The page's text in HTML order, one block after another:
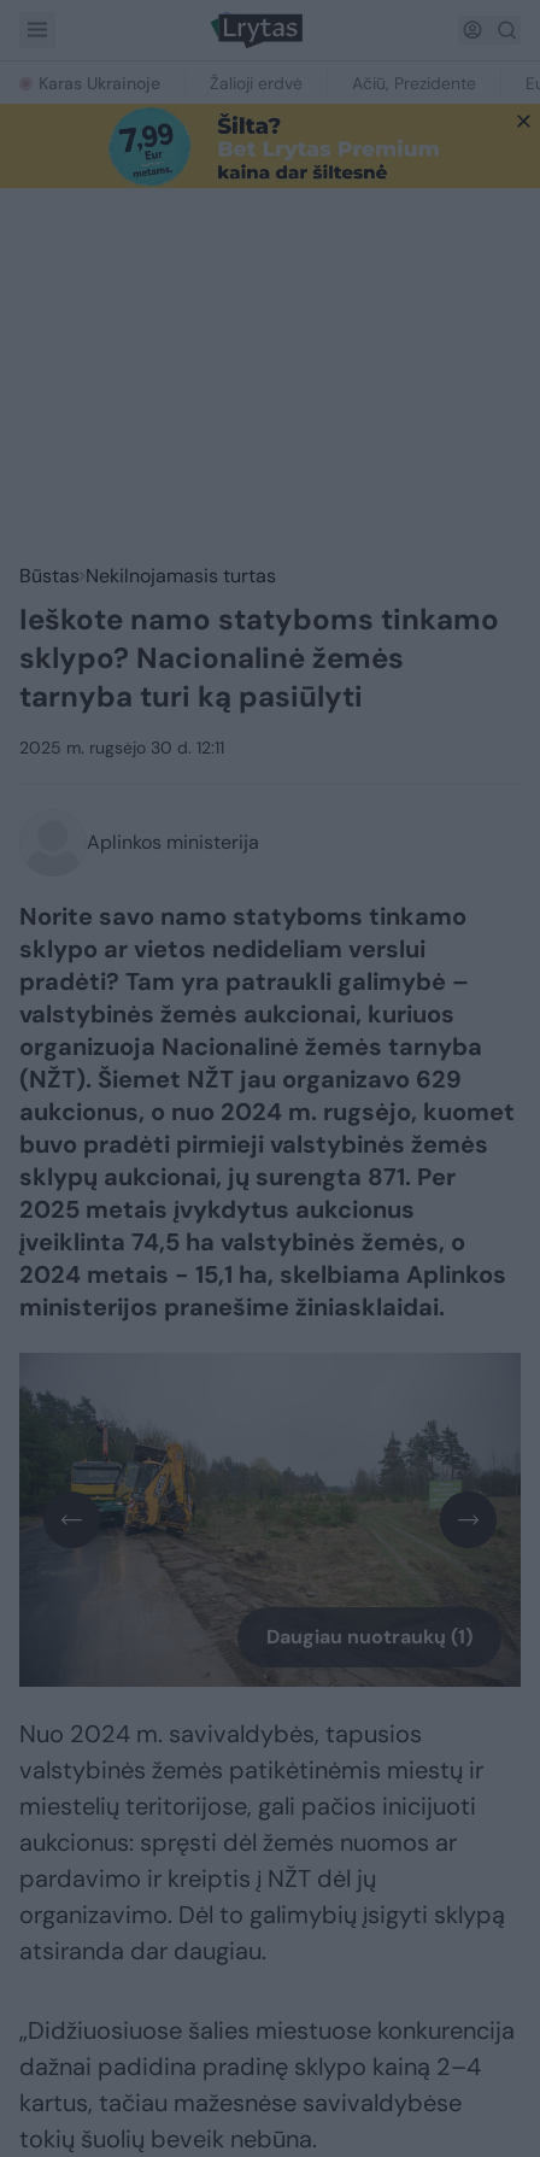
Karas Ukrainoje Žalioji erdvė Ačiū, Prezidente
Būstas Nekilnojamasis turtas
Ieškote namo statyboms tinkamo
sklypo? Nacionalinė žemės
tarnyba turi ką pasiūlyti
2025 m. rugsėjo 30 d. 12:11
Aplinkos ministerija
Norite savo namo statyboms tinkamo
sklypo ar vietos nedideliam verslui
pradėti? Tam yra patraukli galimybė –
valstybinės žemės aukcionai, kuriuos
organizuoja Nacionalinė žemės tarnyba
(NŽT). Šiemet NŽT jau organizavo 629
aukcionus, o nuo 2024 m. rugsėjo, kuomet
buvo pradėti pirmieji valstybinės žemės
sklypų aukcionai, jų surengta 871. Per
2025 metais įvykdytus aukcionus
įveiklinta 74,5 ha valstybinės žemės, o
2024 metais - 15,1 ha, skelbiama Aplinkos
ministerijos pranešime žiniasklaidai.
Daugiau nuotraukų (1)
Nuo 2024 m. savivaldybės, tapusios
valstybinės žemės patikėtinėmis miestų ir
miestelių teritorijose, gali pačios inicijuoti
aukcionus: spręsti dėl žemės nuomos ar
pardavimo ir kreiptis į NŽT dėl jų
organizavimo. Dėl to galimybių įsigyti sklypą
atsiranda dar daugiau.
„Didžiuosiuose šalies miestuose konkurencija
dažnai padidina pradinę sklypo kainą 2–4
kartus, tačiau mažesnėse savivaldybėse
tokių šuolių beveik nebūna.